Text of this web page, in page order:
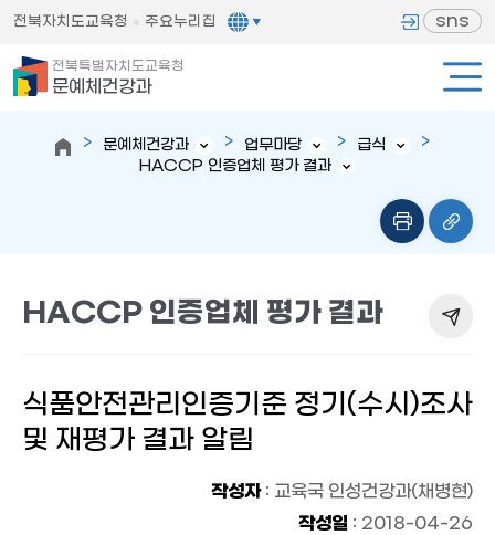
전북자치도교육청 주요누리집 sns
전북특별자치도교육청
문예체건강과
문예체건강과 업무마당
급식
HACCP 인증업체 평가 결과
HACCP 인증업체 평가 결과
식품안전관리인증기준 정기(수시)조사
및 재평가 결과 알림
작성자: 교육국 인성건강과(채병현)
작성일 : 2018-04-26